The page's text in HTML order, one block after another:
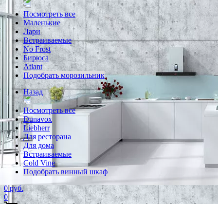
Посмотреть все
Маленькие
Лари
Встраиваемые
No Frost
Бирюса
Atlant
Подобрать морозильник
Назад
Посмотреть все
Dunavox
Liebherr
Для ресторана
Для дома
Встраиваемые
Cold Vine
Подобрать винный шкаф
0 руб.
0